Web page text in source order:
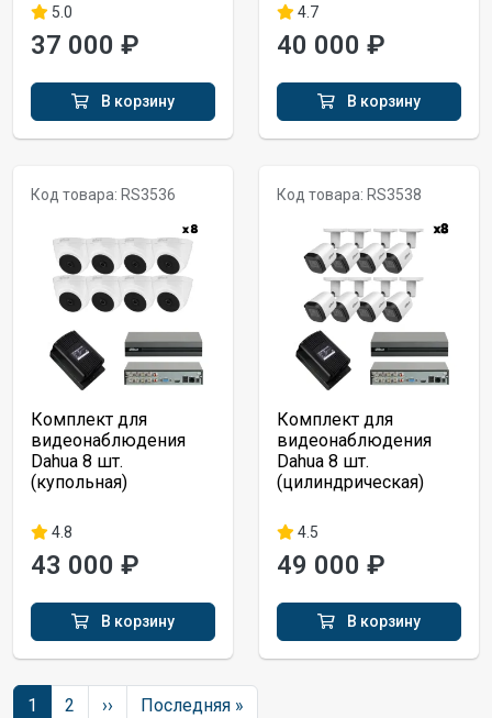
5.0
37 000 ₽
В корзину
4.7
40 000 ₽
В корзину
Код товара: RS3536
Комплект для
видеонаблюдения
Dahua 8 шт.
(купольная)
4.8
43 000 ₽
В корзину
Код товара: RS3538
Комплект для
видеонаблюдения
Dahua 8 шт.
(цилиндрическая)
4.5
49 000 ₽
В корзину
Нумерация страниц
1 2 ›› Следующая страница
Последняя »